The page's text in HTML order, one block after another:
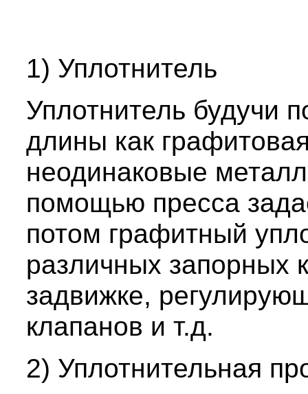
1) Уплотнитель
Уплотнитель будучи
длины как
неодинаковые
помощью пресса
потом графитный
различных запорных
задвижке,
клапанов и т.д.
2) Уплотнительная